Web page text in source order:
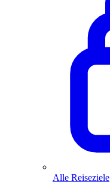
Alle Reiseziele